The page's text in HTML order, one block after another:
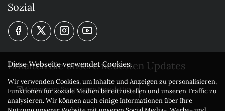
Sozial
Erhalten Sie unsere neuesten Updates
Abonnieren Sie unseren Newsletter
Diese Webseite verwendet Cookies.
Wir verwenden Cookies, um Inhalte und Anzeigen zu personalisieren,
Funktionen für soziale Medien bereitzustellen und unseren Traffic zu
analysieren. Wir können auch einige Informationen über Ihre